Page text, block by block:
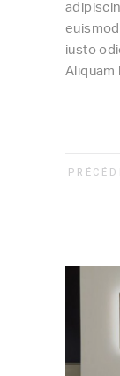
iusto
Aliquam